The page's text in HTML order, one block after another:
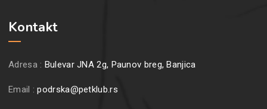
Kontakt
Adresa : Bulevar JNA 2g, Paunov breg, Banjica
Email :podrska@petklub.rs